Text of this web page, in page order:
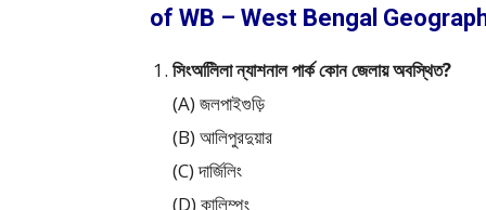
of WB – West Bengal
সিংঅলিিলা ন্যাশনাল পার্ক কোন জেলায় অবস্থিত?
(A) জলপাইগুড়ি
(B) আলিপুরদুয়ার
(C) দার্জিলিং
(D) কালিম্পং